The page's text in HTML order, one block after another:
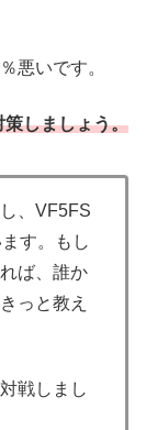
悪いです。
しましょう。
、VF5FS
す。もし
ば、誰か
っと教え
戦しまし